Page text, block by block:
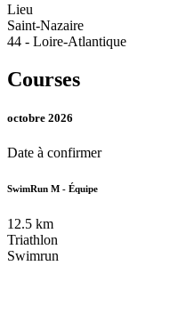
Lieu
Saint-Nazaire
44 - Loire-Atlantique
Courses
octobre 2026
Date à confirmer
SwimRun M - Équipe
12.5 km
Triathlon
Swimrun